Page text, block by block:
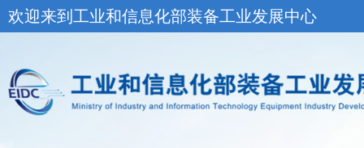
欢迎来到工业和信息化部装备工业发展中心